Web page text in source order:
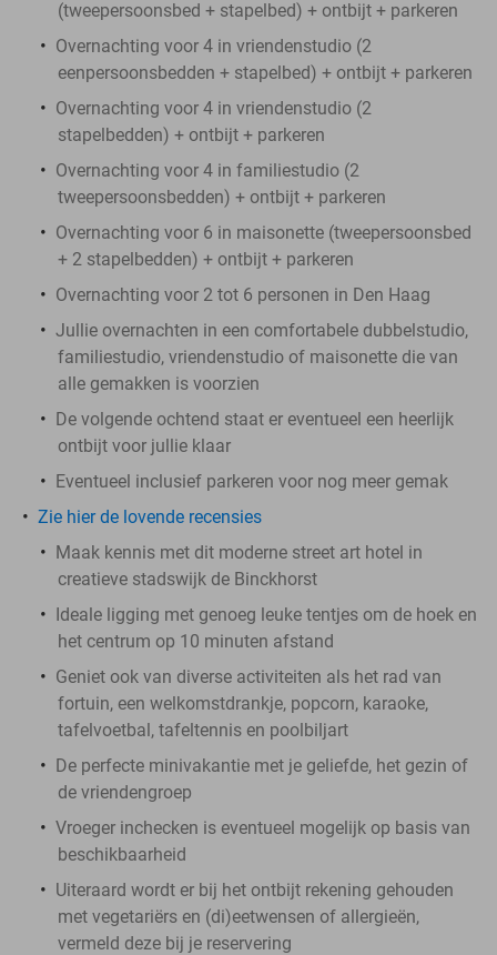
(tweepersoonsbed + stapelbed) + ontbijt + parkeren
Overnachting voor 4 in vriendenstudio (2
eenpersoonsbedden + stapelbed) + ontbijt + parkeren
Overnachting voor 4 in vriendenstudio (2
stapelbedden) + ontbijt + parkeren
Overnachting voor 4 in familiestudio (2
tweepersoonsbedden) + ontbijt + parkeren
Overnachting voor 6 in maisonette (tweepersoonsbed
+ 2 stapelbedden) + ontbijt + parkeren
Overnachting voor 2 tot 6 personen in Den Haag
Jullie overnachten in een comfortabele dubbelstudio,
familiestudio, vriendenstudio of maisonette die van
alle gemakken is voorzien
De volgende ochtend staat er eventueel een heerlijk
ontbijt voor jullie klaar
Eventueel inclusief parkeren voor nog meer gemak
Zie hier de lovende recensies
Maak kennis met dit moderne street art hotel in
creatieve stadswijk de Binckhorst
Ideale ligging met genoeg leuke tentjes om de hoek en
het centrum op 10 minuten afstand
Geniet ook van diverse activiteiten als het rad van
fortuin, een welkomstdrankje, popcorn, karaoke,
tafelvoetbal, tafeltennis en poolbiljart
De perfecte minivakantie met je geliefde, het gezin of
de vriendengroep
Vroeger inchecken is eventueel mogelijk op basis van
beschikbaarheid
Uiteraard wordt er bij het ontbijt rekening gehouden
met vegetariërs en (di)eetwensen of allergieën,
vermeld deze bij je reservering